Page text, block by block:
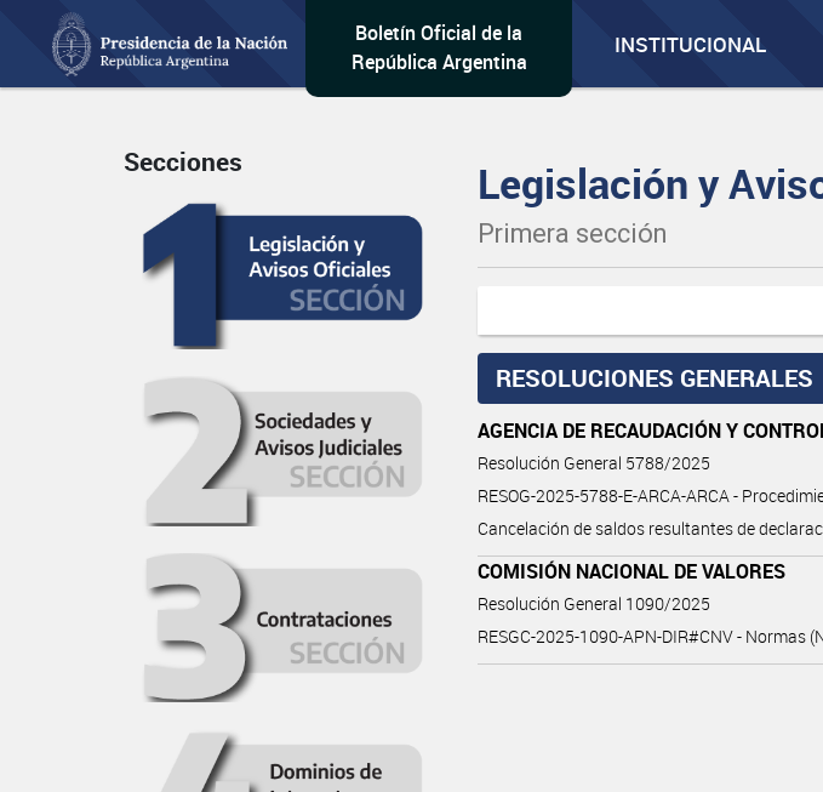
Boletín Oficial de la
República Argentina
INSTITUCIONAL
Secciones Legislación y
Primera sección
RESOLUCIONES GENERALES
AGENCIA DE RECAUDACIÓN Y
Resolución General 5788/2025
RESOG-2025-5788-E-ARCA-ARCA -
Cancelación de saldos resultantes de
COMISIÓN NACIONAL DE VALORES
Resolución General 1090/2025
RESGC-2025-1090-APN-DIR#CNV - Normas